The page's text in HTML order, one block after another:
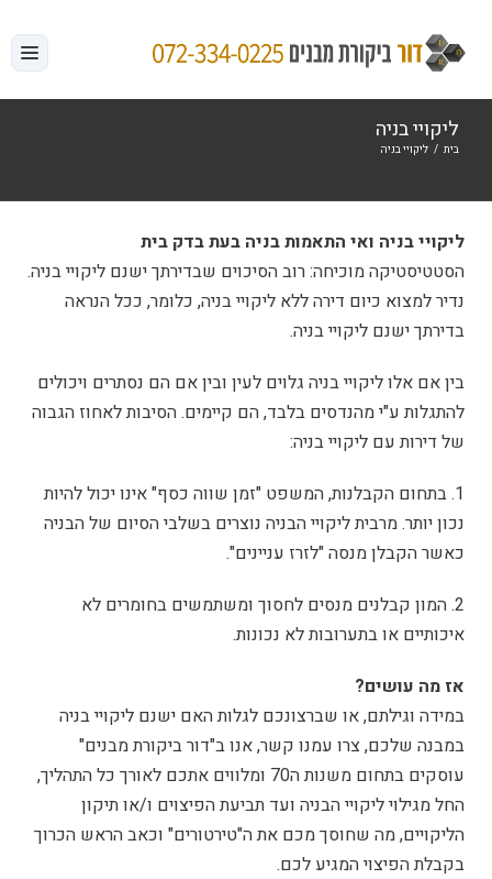
לתוכן
ליקויי בניה
בית / ליקויי בניה
ליקויי בניה ואי התאמות בניה בעת בדק בית
הסטטיסטיקה מוכיחה: רוב הסיכוים שבדירתך ישנם ליקויי בניה.
נדיר למצוא כיום דירה ללא ליקויי בניה, כלומר, ככל הנראה
בדירתך ישנם ליקויי בניה.
בין אם אלו ליקויי בניה גלוים לעין ובין אם הם נסתרים ויכולים
להתגלות ע"י מהנדסים בלבד, הם קיימים. הסיבות לאחוז הגבוה
של דירות עם ליקויי בניה:
1. בתחום הקבלנות, המשפט "זמן שווה כסף" אינו יכול להיות
נכון יותר. מרבית ליקויי הבניה נוצרים בשלבי הסיום של הבניה
כאשר הקבלן מנסה "לזרז עניינים".
2. המון קבלנים מנסים לחסוך ומשתמשים בחומרים לא
איכותיים או בתערובות לא נכונות.
אז מה עושים?
במידה וגילתם, או שברצונכם לגלות האם ישנם ליקויי בניה
במבנה שלכם, צרו עמנו קשר, אנו ב"דור ביקורת מבנים"
עוסקים בתחום משנות ה70 ומלווים אתכם לאורך כל התהליך,
החל מגילוי ליקויי הבניה ועד תביעת הפיצוים ו/או תיקון
הליקויים, מה שחוסך מכם את ה"טירטורים" וכאב הראש הכרוך
בקבלת הפיצוי המגיע לכם.